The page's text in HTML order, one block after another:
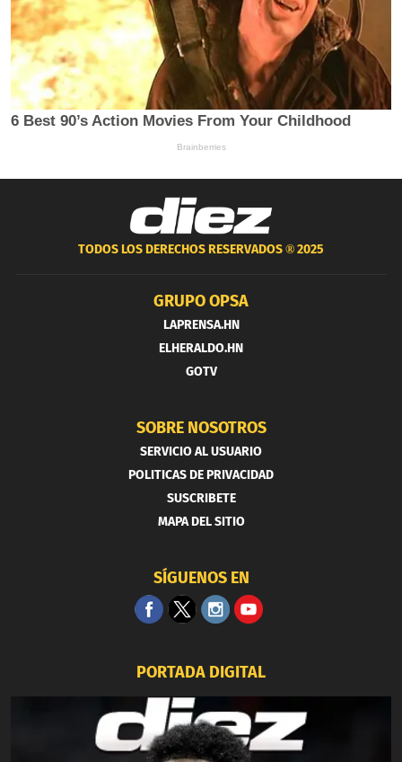
TODOS LOS DERECHOS RESERVADOS ®2025
GRUPO OPSA
LAPRENSA.HN
ELHERALDO.HN
GOTV
SOBRE NOSOTROS
SERVICIO AL USUARIO
POLITICAS DE PRIVACIDAD
SUSCRIBETE
MAPA DEL SITIO
SÍGUENOS EN
PORTADA DIGITAL